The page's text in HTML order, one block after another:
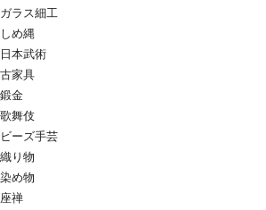
ガラス細工
しめ縄
日本武術
古家具
鍛金
歌舞伎
ビーズ手芸
織り物
染め物
座禅